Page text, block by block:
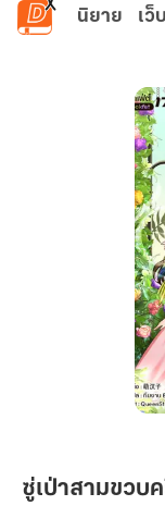
ข้ามไปยังเนื้อหาหลัก
นิยาย เว็
สา
ซู่เป่าสามขวบ